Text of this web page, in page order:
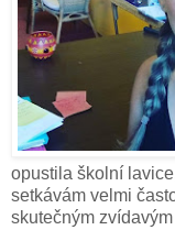
opustila školní
setkávám velmi
skutečným